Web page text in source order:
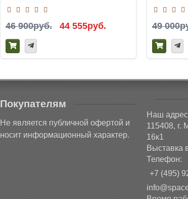
46 900руб. 44 555руб. 49
Покупателям
Не является публичной офертой и
носит информационный характер.
Наш
115408, г.
16к1
Выставка
Телефон:
+7 (495)